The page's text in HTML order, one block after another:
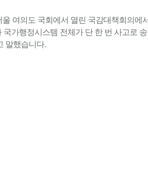
여의도 국회에서 열린 국감대책회의에
가행정시스템 전체가 단 한 번 사고로
말했습니다.